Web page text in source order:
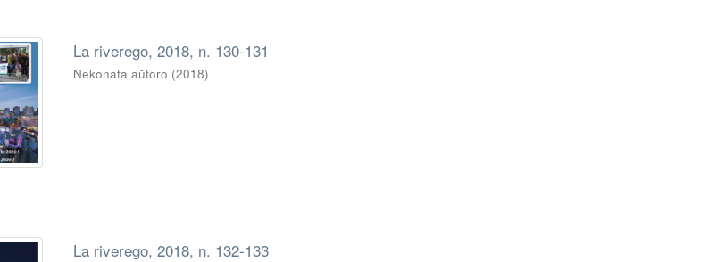
La riverego, 2018, n. 130-131
Nekonata aŭtoro (2018)
La riverego, 2018, n. 132-133